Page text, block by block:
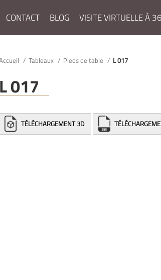
CONTACT BLOG VISITE VIRTUELLE À
Tableaux Pieds de table L 017
L 017
TÉLÉCHARGEMENT 3D